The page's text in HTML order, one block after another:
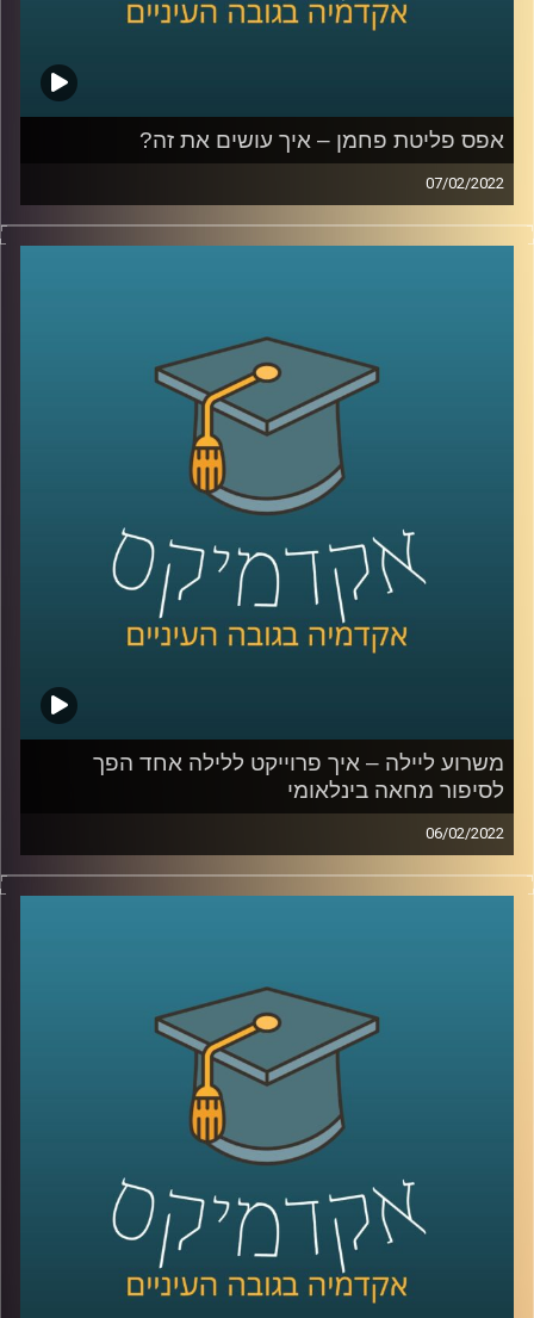
אפס פליטת פחמן – איך עושים את זה?
07/02/2022
בועידת האקלים בגלאזגו השנה הצהיר ראש הממשלה, נפתלי
בנט, שישראל תצמצם את פליטת הפחמן שלה לאפס עד שנת
אחת הדרכים להפוך את פליטת הפחמן לפחות שקופה היא
שיטה אותה חוקרת פרופ' יעל פרג, סגנית דיקן בית הספר
לשיחה עם פרופ' יעל פרג על ביטחון אנרגטי – לחצו כאן
לשיחה עם פרופ' פרג על שינוי מהאמצע אל החוץ –
משרוע ליילה – איך פרוייקט ללילה אחד הפך
לסיפור מחאה בינלאומי
06/02/2022
לפעמים אם מתעמקים בסיפור על אדם אחד (או במקרה הזה
להקה אחת) יכולים לראות דרכו סיפור גדול הרבה יותר. סיפור
אז איך פרוייקט סטודנטיאלי שהוקם ב-2008 והיה אמור להיות
פרוייקט זמני (ללילה אחד) עדייין תופס כותרות בתקשורת
הערבית ובכל העולם?
האזינו להמשך השיחה שקיימתי עם איבון סאבא מרצת הקורס
יסודות הרדיו, חוקרת את התפתחות מוזיקת האינדי הערבית,
מגישת התכנית ערביט בכאן88.
לשיחה עם איבון סאבא על הקשר בין שירותי סטרימינג ורדיו –